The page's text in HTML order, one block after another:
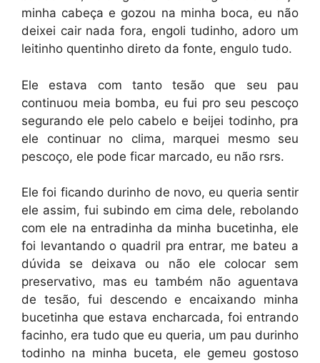
minha cabeça e gozou na minha boca, eu não
deixei cair nada fora, engoli tudinho, adoro um
leitinho quentinho direto da fonte, engulo tudo.
Ele estava com tanto tesão que seu pau
continuou meia bomba, eu fui pro seu pescoço
segurando ele pelo cabelo e beijei todinho, pra
ele continuar no clima, marquei mesmo seu
pescoço, ele pode ficar marcado, eu não rsrs.
Ele foi ficando durinho de novo, eu queria sentir
ele assim, fui subindo em cima dele, rebolando
com ele na entradinha da minha bucetinha, ele
foi levantando o quadril pra entrar, me bateu a
dúvida se deixava ou não ele colocar sem
preservativo, mas eu também não aguentava
de tesão, fui descendo e encaixando minha
bucetinha que estava encharcada, foi entrando
facinho, era tudo que eu queria, um pau durinho
todinho na minha buceta, ele gemeu gostoso